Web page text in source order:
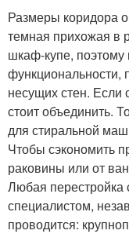
Размеры коридора
темная прихожая в
шкаф-купе, поэтому
функциональности,
несущих стен. Если
стоит объединить.
для стиральной
Чтобы сэкономить
раковины или от
Любая перестройка
специалистом,
проводится: